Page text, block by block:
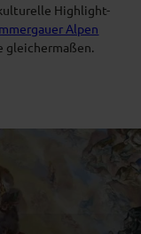
Highlight-
Alpen
gleichermaßen.